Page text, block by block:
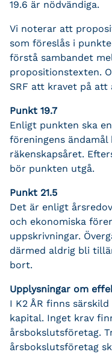
19.6 är nödvändiga.
Vi noterar att
som föreslås i
förstå sambandet
propositionstexten.
SRF att kravet på
Punkt 19.7
Enligt punkten ska
föreningens
räkenskapsåret.
bör punkten utgå.
Punkt 21.5
Det är enligt
och ekonomiska
uppskrivningar.
därmed aldrig bli
bort.
Upplysningar om
I K2 ÅR finns
kapital. Inget krav
årsbokslutsföretag.
årsbokslutsföretag